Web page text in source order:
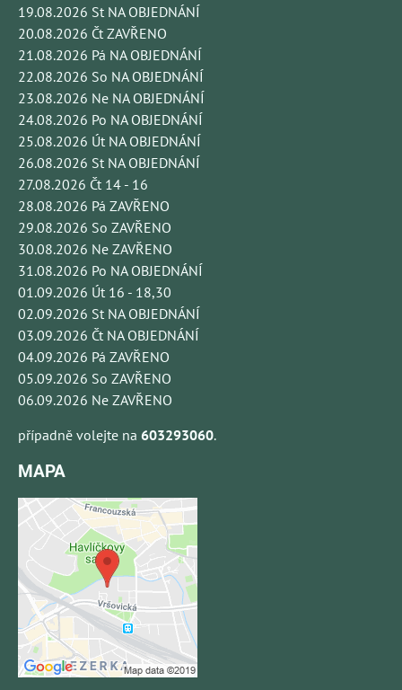
19.08.2026 St NA OBJEDNÁNÍ
20.08.2026 Čt ZAVŘENO
21.08.2026 Pá NA OBJEDNÁNÍ
22.08.2026 So NA OBJEDNÁNÍ
23.08.2026 Ne NA OBJEDNÁNÍ
24.08.2026 Po NA OBJEDNÁNÍ
25.08.2026 Út NA OBJEDNÁNÍ
26.08.2026 St NA OBJEDNÁNÍ
27.08.2026 Čt 14 - 16
28.08.2026 Pá ZAVŘENO
29.08.2026 So ZAVŘENO
30.08.2026 Ne ZAVŘENO
31.08.2026 Po NA OBJEDNÁNÍ
01.09.2026 Út 16 - 18,30
02.09.2026 St NA OBJEDNÁNÍ
03.09.2026 Čt NA OBJEDNÁNÍ
04.09.2026 Pá ZAVŘENO
05.09.2026 So ZAVŘENO
06.09.2026 Ne ZAVŘENO
případně volejte na 603293060.
MAPA